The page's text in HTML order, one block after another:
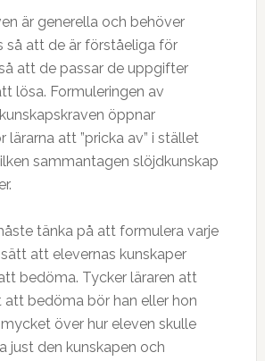
är generella och behöver
så att de är förståeliga för
att de passar de uppgifter
lösa. Formuleringen av
öppnar
lärarna att ”pricka av” i stället
sammantagen slöjdkunskap
tänka på att formulera varje
att elevernas kunskaper
bedöma. Tycker läraren att
att bedöma bör han eller hon
över hur eleven skulle
just den kunskapen och